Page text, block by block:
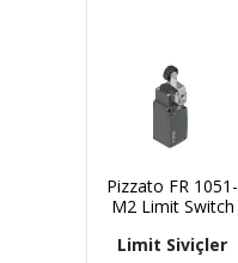
Pizzato FR 1051-
M2 Limit Switch
Limit Siviçler